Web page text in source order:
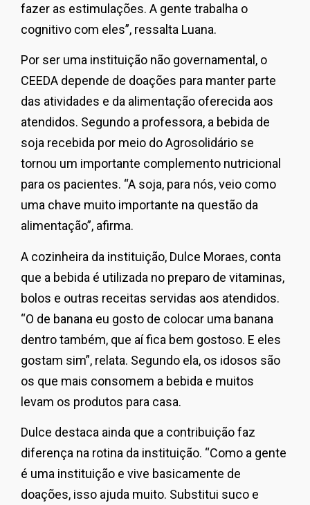
fazer as estimulações. A gente trabalha o
cognitivo com eles”, ressalta Luana.
Por ser uma instituição não governamental, o
CEEDA depende de doações para manter parte
das atividades e da alimentação oferecida aos
atendidos. Segundo a professora, a bebida de
soja recebida por meio do Agrosolidário se
tornou um importante complemento nutricional
para os pacientes. “A soja, para nós, veio como
uma chave muito importante na questão da
alimentação”, afirma.
A cozinheira da instituição, Dulce Moraes, conta
que a bebida é utilizada no preparo de vitaminas,
bolos e outras receitas servidas aos atendidos.
“O de banana eu gosto de colocar uma banana
dentro também, que aí fica bem gostoso. E eles
gostam sim”, relata. Segundo ela, os idosos são
os que mais consomem a bebida e muitos
levam os produtos para casa.
Dulce destaca ainda que a contribuição faz
diferença na rotina da instituição. “Como a gente
é uma instituição e vive basicamente de
doações, isso ajuda muito. Substitui suco e